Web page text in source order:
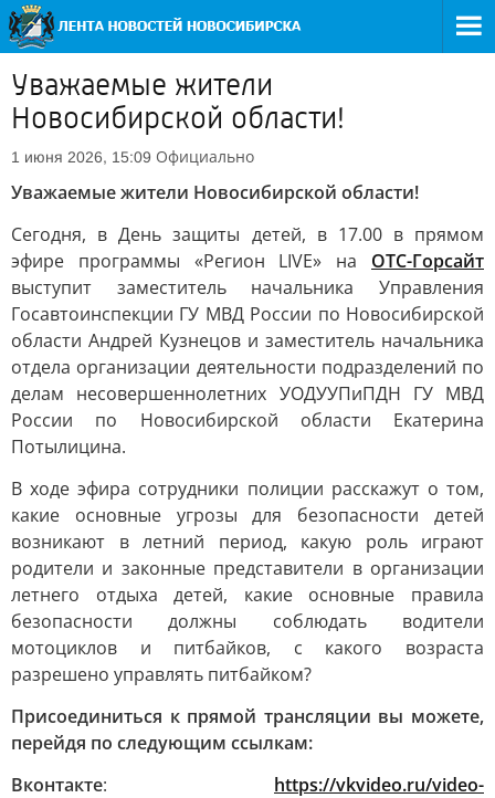
Уважаемые жители
Новосибирской области!
1 июня 2026, 15:09 Официально
Уважаемые жители Новосибирской области!
Сегодня, в День защиты детей, в 17.00 в прямом
эфире программы «Регион LIVE» на ОТС-Горсайт
выступит заместитель начальника Управления
Госавтоинспекции ГУ МВД России по Новосибирской
области Андрей Кузнецов и заместитель начальника
отдела организации деятельности подразделений по
делам несовершеннолетних УОДУУПиПДН ГУ МВД
России по Новосибирской области Екатерина
Потылицина.
В ходе эфира сотрудники полиции расскажут о том,
какие основные угрозы для безопасности детей
возникают в летний период, какую роль играют
родители и законные представители в организации
летнего отдыха детей, какие основные правила
безопасности должны соблюдать водители
мотоциклов и питбайков, с какого возраста
разрешено управлять питбайком?
Присоединиться к прямой трансляции вы можете,
перейдя по следующим ссылкам:
Вконтакте: https://vkvideo.ru/video-